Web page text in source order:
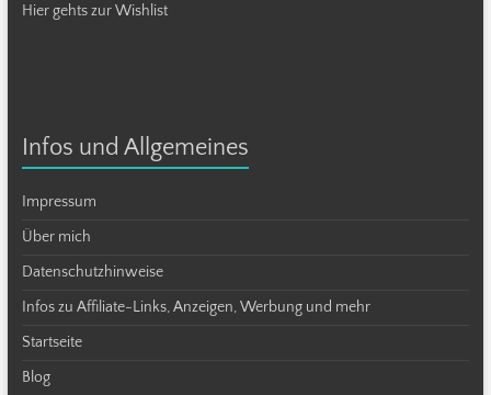
Hier gehts zur Wishlist
Infos und Allgemeines
Impressum
Über mich
Datenschutzhinweise
Infos zu Affiliate-Links, Anzeigen, Werbung und mehr
Startseite
Blog